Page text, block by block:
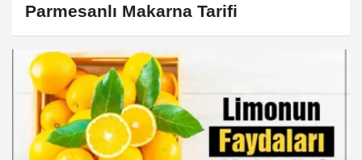
Parmesanlı Makarna Tarifi